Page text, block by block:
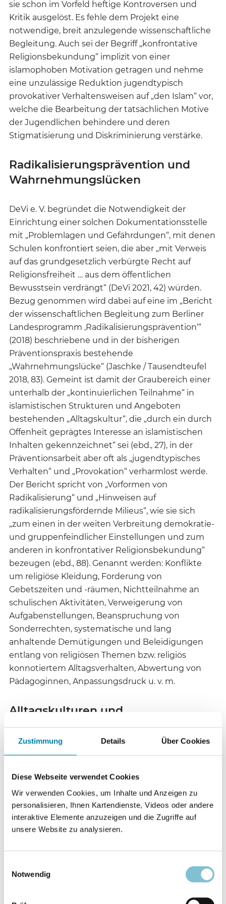
Zustimmung Details Über Cookies
Diese Webseite verwendet Cookies
Wir verwenden Cookies, um Inhalte und Anzeigen zu
personalisieren, Ihnen Kartendienste, Videos oder andere
interaktive Elemente anzuzeigen und die Zugriffe auf
unsere Website zu analysieren.
Notwendig
sie schon im Vorfeld heftige Kontroversen und
Kritik ausgelöst. Es fehle dem Projekt eine
notwendige, breit anzulegende wissenschaftliche
Begleitung. Auch sei der Begriff „konfrontative
Religionsbekundung“ implizit von einer
islamophoben Motivation getragen und nehme
eine unzulässige Reduktion jugendtypisch
provokativer Verhaltensweisen auf „den Islam“ vor,
welche die Bearbeitung der tatsächlichen Motive
der Jugendlichen behindere und deren
Stigmatisierung und Diskriminierung verstärke.
Radikalisierungsprävention und
Wahrnehmungslücken
DeVi e. V. begründet die Notwendigkeit der
Einrichtung einer solchen Dokumentationsstelle
mit „Problemlagen und Gefährdungen“, mit denen
Schulen konfrontiert seien, die aber „mit Verweis
auf das grundgesetzlich verbürgte Recht auf
Religionsfreiheit … aus dem öffentlichen
Bewusstsein verdrängt“ (DeVi 2021, 42) würden.
Bezug genommen wird dabei auf eine im „Bericht
der wissenschaftlichen Begleitung zum Berliner
Landesprogramm ‚Radikalisierungsprävention‘“
(2018) beschriebene und in der bisherigen
Präventionspraxis bestehende
„Wahrnehmungslücke“ (Jaschke / Tausendteufel
2018, 83). Gemeint ist damit der Graubereich einer
unterhalb der „kontinuierlichen Teilnahme“ in
islamistischen Strukturen und Angeboten
bestehenden „Alltagskultur“, die „durch ein durch
Offenheit geprägtes Interesse an islamistischen
Inhalten gekennzeichnet“ sei (ebd., 27), in der
Präventionsarbeit aber oft als „jugendtypisches
Verhalten“ und „Provokation“ verharmlost werde.
Der Bericht spricht von „Vorformen von
Radikalisierung“ und „Hinweisen auf
radikalisierungsfördernde Milieus“, wie sie sich
„zum einen in der weiten Verbreitung demokratie-
und gruppenfeindlicher Einstellungen und zum
anderen in konfrontativer Religionsbekundung“
bezeugen (ebd., 88). Genannt werden: Konflikte
um religiöse Kleidung, Forderung von
Gebetszeiten und -räumen, Nichtteilnahme an
schulischen Aktivitäten, Verweigerung von
Aufgabenstellungen, Beanspruchung von
Sonderrechten, systematische und lang
anhaltende Demütigungen und Beleidigungen
entlang von religiösen Themen bzw. religiös
konnotiertem Alltagsverhalten, Abwertung von
Pädagoginnen, Anpassungsdruck u. v. m.
Alltagskulturen und
Anpassungsdruck
Auch wenn das Spannungsfeld aus islamistischer
die Broschüre zugibt, „vielfach nur schwer
auszudeuten“ (DeVi 2021, 41) ist, sieht DeVi e. V. die
Gefährdung des Schulfriedens, so die vorläufige
pädagogische Auskunft, dann gegeben, „wenn
Schüler*innen von Mitschüler*innen unter Druck
sie aufgrund von Geschlecht, geschlechtlicher